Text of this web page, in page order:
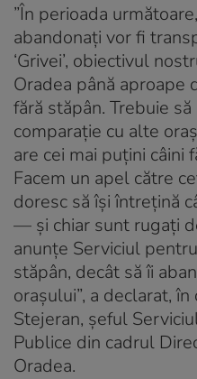
”În perioada
abandonați vor fi
‘Grivei’, obiectivul
Oradea până aproape
fără stăpân. Trebuie
comparație cu alte
are cei mai puțini câini
Facem un apel către
doresc să își întrețină
— și chiar sunt rugați
anunțe Serviciul
stăpân, decât să îi
orașului”, a declarat,
Stejeran, șeful
Publice din cadrul
Oradea.